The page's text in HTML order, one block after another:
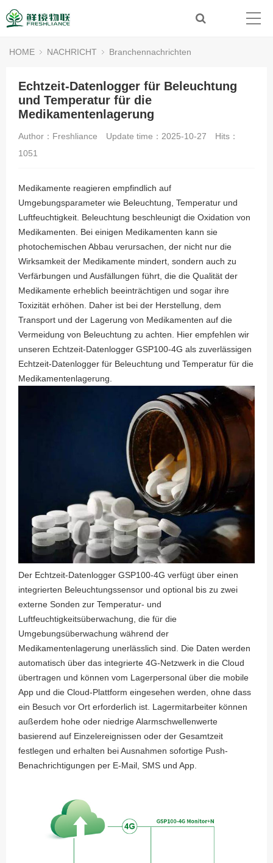
HOME NACHRICHT Branchennachrichten
Echtzeit-Datenlogger für Beleuchtung
und Temperatur für die
Medikamentenlagerung
Author：Freshliance Update time：2025-10-27
Hits：
1051
Medikamente reagieren empfindlich auf
Umgebungsparameter wie Beleuchtung, Temperatur und
Luftfeuchtigkeit. Beleuchtung beschleunigt die Oxidation von
Medikamenten. Bei einigen Medikamenten kann sie
photochemischen Abbau verursachen, der nicht nur die
Wirksamkeit der Medikamente mindert, sondern auch zu
Verfärbungen und Ausfällungen führt, die die Qualität der
Medikamente erheblich beeinträchtigen und sogar ihre
Toxizität erhöhen. Daher ist bei der Herstellung, dem
Transport und der Lagerung von Medikamenten auf die
Vermeidung von Beleuchtung zu achten. Hier empfehlen wir
unseren Echtzeit-Datenlogger GSP100-4G als zuverlässigen
Echtzeit-Datenlogger für Beleuchtung und Temperatur für die
Medikamentenlagerung.
Der Echtzeit-Datenlogger GSP100-4G verfügt über einen
integrierten Beleuchtungssensor und optional bis zu zwei
externe Sonden zur Temperatur- und
Luftfeuchtigkeitsüberwachung, die für die
Umgebungsüberwachung während der
Medikamentenlagerung unerlässlich sind. Die Daten werden
automatisch über das integrierte 4G-Netzwerk in die Cloud
übertragen und können vom Lagerpersonal über die mobile
App und die Cloud-Plattform eingesehen werden, ohne dass
ein Besuch vor Ort erforderlich ist. Lagermitarbeiter können
außerdem hohe oder niedrige Alarmschwellenwerte
basierend auf Einzelereignissen oder der Gesamtzeit
festlegen und erhalten bei Ausnahmen sofortige Push-
Benachrichtigungen per E-Mail, SMS und App.